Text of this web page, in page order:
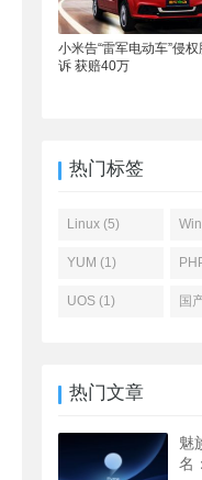
小米告“雷军电动车”侵权
诉 获赔40万
热门标签
Linux (5)
YUM (1)
UOS (1) 国
热门文章
魅
名